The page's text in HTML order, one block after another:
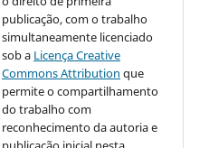
publicação, com o trabalho
simultaneamente licenciado
sob a Licença Creative
Commons Attribution que
permite o compartilhamento
do trabalho com
reconhecimento da autoria e